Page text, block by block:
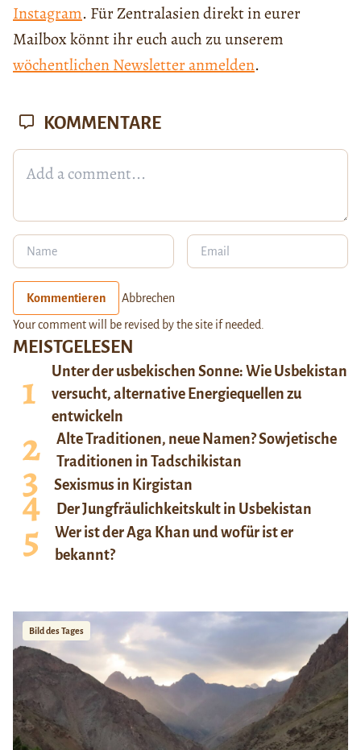
Instagram. Für Zentralasien direkt in eurer
Mailbox könnt ihr euch auch zu unserem
wöchentlichen Newsletter anmelden.
MEISTGELESEN
Unter der usbekischen Sonne: Wie Usbekistan
versucht, alternative Energiequellen zu
entwickeln
Alte Traditionen, neue Namen? Sowjetische
Traditionen in Tadschikistan
Sexismus in Kirgistan
Der Jungfräulichkeitskult in Usbekistan
Wer ist der Aga Khan und wofür ist er
bekannt?
Bild des Tages
KOMMENTARE
Kommentieren Abbrechen
Your comment will be revised by the site if needed.